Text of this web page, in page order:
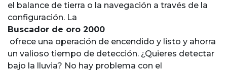
el balance de tierra o la navegación a través de la
configuración. La
Buscador de oro 2000
ofrece una operación de encendido y listo y ahorra
un valioso tiempo de detección. ¿Quieres detectar
bajo la lluvia? No hay problema con el